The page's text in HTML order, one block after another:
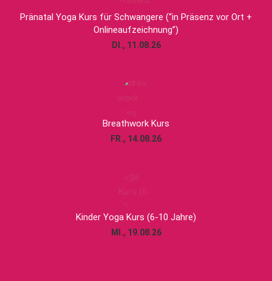
Pränatal Yoga Kurs für Schwangere (“in Präsenz vor Ort +
Onlineaufzeichnung”)
DI., 11.08.26
Breathwork Kurs
FR., 14.08.26
Kinder Yoga Kurs (6-10 Jahre)
MI., 19.08.26